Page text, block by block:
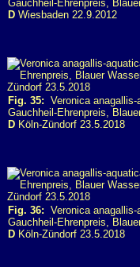
Gauchheil-Ehrenpreis,
D Wiesbaden 22.9.2012
Fig. 35: Veronica
Gauchheil-Ehrenpreis,
D Köln-Zündorf 23.5.2018
Fig. 36: Veronica
Gauchheil-Ehrenpreis,
D Köln-Zündorf 23.5.2018